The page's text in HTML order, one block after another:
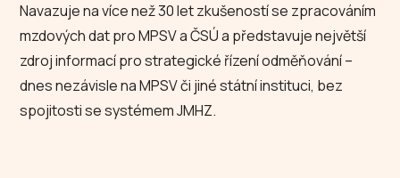
Navazuje na více než 30 let zkušeností se zpracováním
mzdových dat pro MPSV a ČSÚ a představuje největší
zdroj informací pro strategické řízení odměňování –
dnes nezávisle na MPSV či jiné státní instituci, bez
spojitosti se systémem JMHZ.